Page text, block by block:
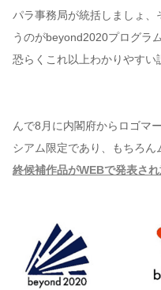
パラ事務局が統括しましょ
うのがbeyond2020プログラム
恐らくこれ以上わかりやすい
んで8月に内閣府からロゴマ
シアム限定であり、もちろ
終候補作品がWEBで発表さ